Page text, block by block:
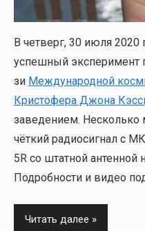
В чет­верг, 30 июля 2020
успеш­ный экс­пе­ри­мент
зи Меж­ду­на­род­ной
Кри­сто­фе­ра Джо­на
заве­де­ни­ем. Несколь­ко
чёт­кий радио­сиг­нал с
5R со штат­ной антен­ной
Подроб­но­сти и видео
Читать далее